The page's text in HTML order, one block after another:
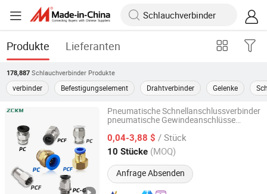
Produkte Lieferanten
178,887 Schlauchverbinder Produkte
verbinder Befestigungselement Drahtverbinder Gelenke
Pneumatische Schnellanschlussverbinder
pneumatische Gewindeanschlüsse
Schlauchanschlüsse Steckanschlüsse für
Luftschläuche
0,04-3,88 $ / Stück
10 Stücke (MOQ)
Anfrage Absenden
Yangzhou Zhuocheng Pneumatic Technology Co., Ltd
Jiangsu, China Seit 2024